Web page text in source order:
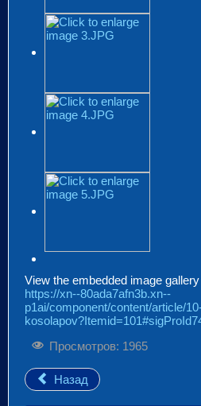
View the embedded image
https://xn--80ada7afn3b.xn--
p1ai/component/content/article/
Просмотров: 1965
Назад